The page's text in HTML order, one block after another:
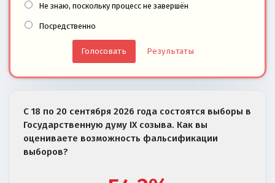
Не знаю, поскольку процесс не завершён
Посредственно
Результаты
С 18 по 20 сентября 2026 года состоятся выборы в
Государственную думу IX созыва. Как вы
оцениваете возможность фальсификации
выборов?